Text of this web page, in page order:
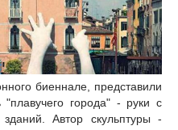
биеннале, представили
"плавучего города" - руки с
Автор скульптуры -